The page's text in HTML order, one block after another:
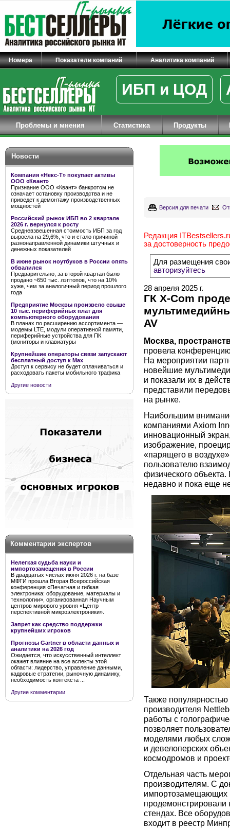
Номера Показатели компаний Аналитика компаний
ИБП и ЦОД
Проблемы и мнения Статистика Продукты
Новости
Компания «Некс-Т» покупает активы
ООО «Квант»
Признание ООО «Квант» банкротом не
означает остановку производства и не
приведет к демонтажу производственных
мощностей
Российский рынок ИБП во 2 квартале
2026 г. вернулся к росту
Средневзвешенная стоимость ИБП за год
выросла на 29,6%, что и стало причиной
разнонаправленной динамики штучных и
денежных показателей
В июне рынок ноутбуков в России опять
обвалился
Предварительно, за второй квартал было
продано ~650 тыс. лэптопов, что на 10%
хуже, чем за аналогичный период прошлого
года
Предприятие Москвы произвело свыше
10 тыс. периферийных плат для
компьютерного оборудования
В планах по расширению ассортимента —
модемы LTE, модули оперативной памяти,
периферийные устройства для ПК
(мониторы и клавиатуры
Крупнейшие операторы связи запускают
бесплатный доступ к Мах
Доступ к сервису не будет оплачиваться и
расходовать пакеты мобильного трафика
Другие новости
Комментарии экспертов
Нелегкая судьба науки и
импортозамещения в России
В двадцатых числах июня 2026 г. на базе
МФТИ прошла Вторая Всероссийская
конференция «Печатная и гибкая
электроника: оборудование, материалы и
технологии», организованная Научным
центров мирового уровня «Центр
перспективной микроэлектроники».
Запрет как средство поддержки
крупнейших игроков
Прогнозы Gartner в области данных и
аналитики на 2026 год
Ожидается, что искусственный интеллект
окажет влияние на все аспекты этой
области: лидерство, управление данными,
кадровые стратегии, рыночную динамику,
необходимость контекста ...
Другие комментарии
Версия для печати
Редакция
за достоверность
Для размещения
авторизуйтесь
28 апреля 2025 г.
ГК X-Com
AV
Москва,
провела
На мероприятии
новейшие
и показали их в
представили
на рынке.
Наибольшим
компаниями Axiom
инновационный
изображение,
«парящего в
пользователю
физического
недавно и пока еще
Также популярностью
производителя
работы с
позволяет
моделями любых
и девелоперских
космодромов и
Отдельная часть
производителям. С
импортозамещающих
продемонстрировали
стендах. Все
входит в реестр